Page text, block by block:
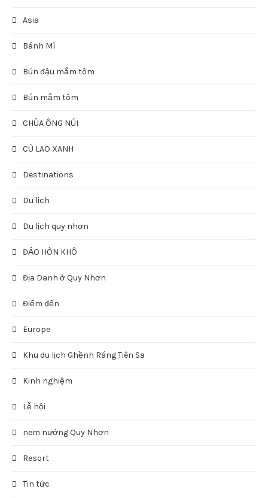
Asia
Bánh Mì
Bún đậu mắm tôm
Bún mắm tôm
CHÙA ÔNG NÚI
CÙ LAO XANH
Destinations
Du lịch
Du lịch quy nhơn
ĐẢO HÒN KHÔ
Địa Danh ở Quy Nhơn
Điểm đến
Europe
Khu du lịch Ghềnh Ráng Tiên Sa
Kinh nghiệm
Lễ hội
nem nướng Quy Nhơn
Resort
Tin tức